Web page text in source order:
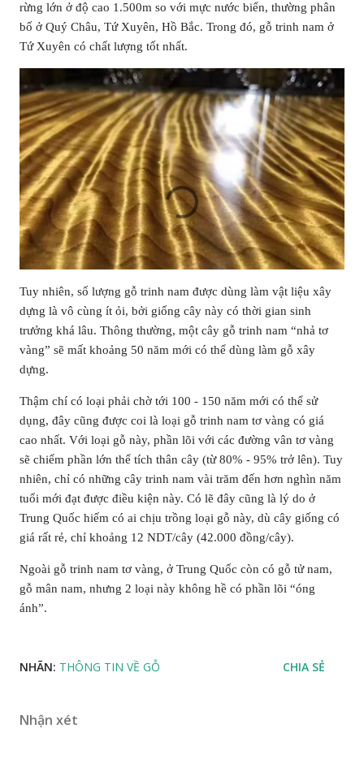
rừng lớn ở độ cao 1.500m so với mực nước biển, thường phân
bố ở Quý Châu, Tứ Xuyên, Hồ Bắc. Trong đó, gỗ trinh nam ở
Tứ Xuyên có chất lượng tốt nhất.
Tuy nhiên, số lượng gỗ trinh nam được dùng làm vật liệu xây
dựng là vô cùng ít ỏi, bởi giống cây này có thời gian sinh
trưởng khá lâu. Thông thường, một cây gỗ trinh nam “nhả tơ
vàng” sẽ mất khoảng 50 năm mới có thể dùng làm gỗ xây
dựng.
Thậm chí có loại phải chờ tới 100 - 150 năm mới có thể sử
dụng, đây cũng được coi là loại gỗ trinh nam tơ vàng có giá
cao nhất. Với loại gỗ này, phần lõi với các đường vân tơ vàng
sẽ chiếm phần lớn thể tích thân cây (từ 80% - 95% trở lên). Tuy
nhiên, chỉ có những cây trinh nam vài trăm đến hơn nghìn năm
tuổi mới đạt được điều kiện này. Có lẽ đây cũng là lý do ở
Trung Quốc hiếm có ai chịu trồng loại gỗ này, dù cây giống có
giá rất rẻ, chỉ khoảng 12 NDT/cây (42.000 đồng/cây).
Ngoài gỗ trinh nam tơ vàng, ở Trung Quốc còn có gỗ tử nam,
gỗ mân nam, nhưng 2 loại này không hề có phần lõi “óng
ánh”.
NHÃN: THÔNG TIN VỀ GỖ CHIA SẺ
Nhận xét